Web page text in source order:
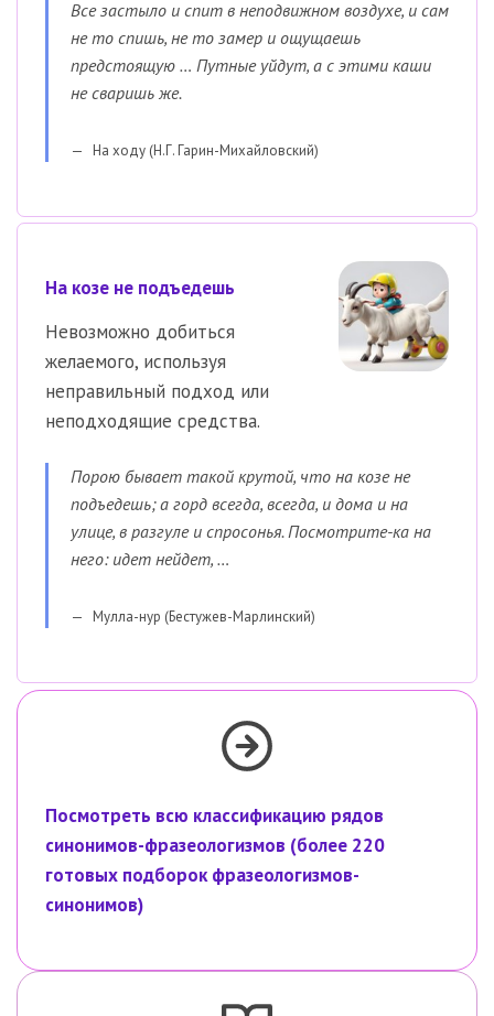
Все застыло и спит в неподвижном воздухе, и сам
не то спишь, не то замер и ощущаешь
предстоящую … Путные уйдут, а с этими каши
не сваришь же.
На ходу (Н.Г. Гарин-Михайловский)
На козе не подъедешь
Невозможно добиться
желаемого, используя
неправильный подход или
неподходящие средства.
Порою бывает такой крутой, что на козе не
подъедешь; а горд всегда, всегда, и дома и на
улице, в разгуле и спросонья. Посмотрите-ка на
него: идет нейдет, …
Мулла-нур (Бестужев-Марлинский)
Посмотреть всю классификацию рядов
синонимов-фразеологизмов (более 220
готовых подборок фразеологизмов-
синонимов)